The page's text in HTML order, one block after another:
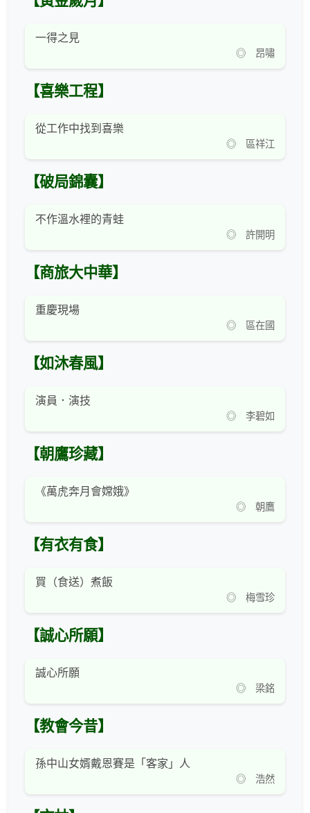
一得之見
◎ 昂嘯
【喜樂工程】
從工作中找到喜樂
◎ 區祥江
【破局錦囊】
不作溫水裡的青蛙
◎ 許開明
【商旅大中華】
重慶現場
◎ 區在國
【如沐春風】
演員．演技
◎ 李碧如
【朝鷹珍藏】
《萬虎奔月會嫦娥》
◎ 朝鷹
【有衣有食】
買（食送）煮飯
◎ 梅雪珍
【誠心所願】
誠心所願
◎ 梁銘
【教會今昔】
孫中山女婿戴恩賽是「客家」人
◎ 浩然